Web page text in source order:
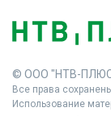
© ООО "НТВ-
Все права
Использование